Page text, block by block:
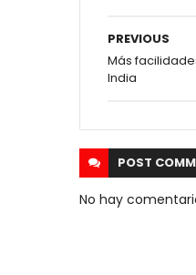
PREVIOUS
Más
India
POST
No hay